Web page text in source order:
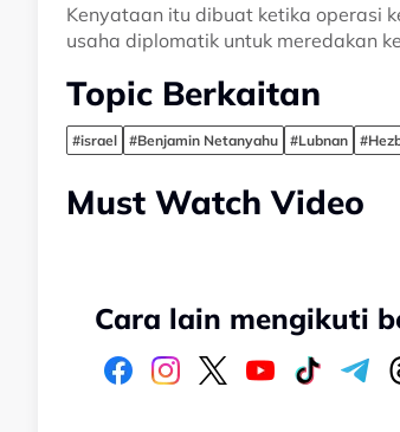
Kenyataan itu dibuat ketika operasi
usaha diplomatik untuk meredakan
Topic Berkaitan
#israel #Benjamin Netanyahu #Lubnan
Must Watch Video
Cara lain mengikuti